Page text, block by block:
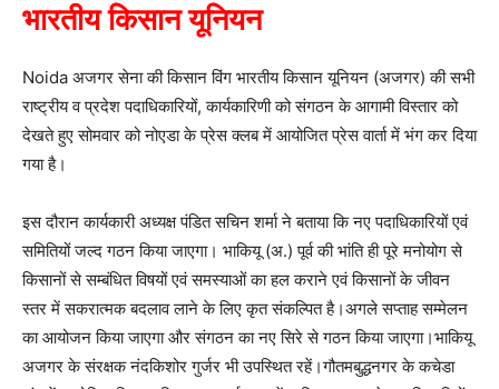
भारतीय किसान यूनियन
Noida अजगर सेना की किसान विंग भारतीय किसान यूनियन (अजगर) की सभी
राष्ट्रीय व प्रदेश पदाधिकारियों, कार्यकारिणी को संगठन के आगामी विस्तार को
देखते हुए सोमवार को नोएडा के प्रेस क्लब में आयोजित प्रेस वार्ता में भंग कर दिया
गया है।
इस दौरान कार्यकारी अध्यक्ष पंडित सचिन शर्मा ने बताया कि नए पदाधिकारियों एवं
समितियों जल्द गठन किया जाएगा। भाकियू (अ.) पूर्व की भांति ही पूरे मनोयोग से
किसानों से सम्बंधित विषयों एवं समस्याओं का हल कराने एवं किसानों के जीवन
स्तर में सकरात्मक बदलाव लाने के लिए कृत संकल्पित है।अगले सप्ताह सम्मेलन
का आयोजन किया जाएगा और संगठन का नए सिरे से गठन किया जाएगा।भाकियू
अजगर के संरक्षक नंदकिशोर गुर्जर भी उपस्थित रहें।गौतमबुद्धनगर के कचेडा